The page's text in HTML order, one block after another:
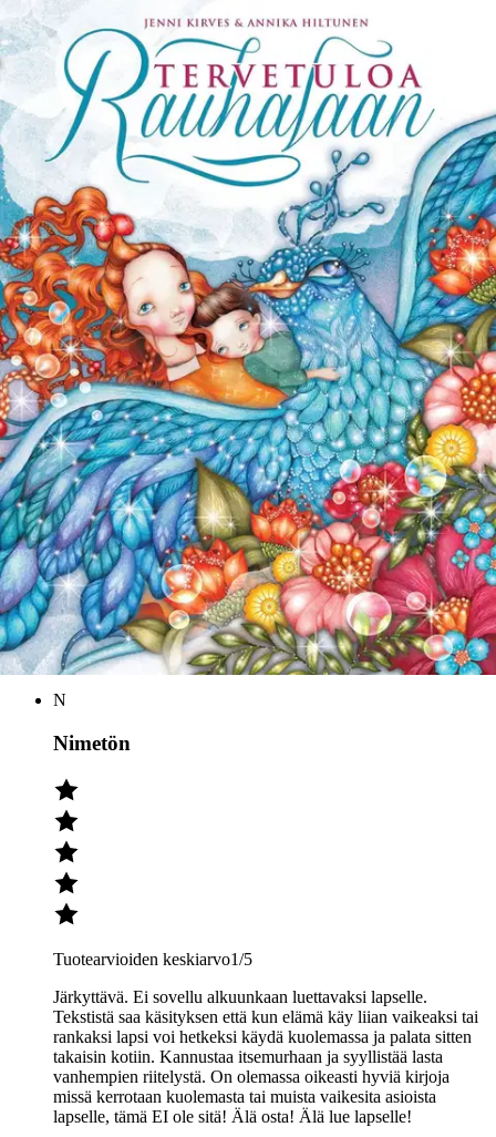
ja veden sini säteilevämpää. Kaikilla on hyvä olla.
jäädä sinne ikiajoiksi, mutta hänen on astuttava suuren
vesiputouksen läpi… Lumoavasti nelivärikuvitetussa sadussa on
klassikon ainesta. Sen kautta voi kertoa lapselle lempeästi
kuolemasta, sillä se on uskonnollisesta katsomuksesta riippumaton
kuvaus kuolemanjälkeisestä elämästä – täynnä iloa ja toivoa.
Näytä lisää tuotekuvausta
Ominaisuudet
Arviot
Tuotearvioiden keskiarvo1/5
(1)arvio
Julkaisemme tuotearvioita vain varmistetuista ostoksista. Niitä voivat
kirjoittaa asiakkaat, jotka ovat käyttäneet S-Etukorttia myymälässä
tai verkkokaupassa.
N
Nimetön
Tuotearvioiden keskiarvo1/5
Järkyttävä. Ei sovellu alkuunkaan luettavaksi lapselle.
Tekstistä saa käsityksen että kun elämä käy liian vaikeaksi tai
rankaksi lapsi voi hetkeksi käydä kuolemassa ja palata sitten
takaisin kotiin. Kannustaa itsemurhaan ja syyllistää lasta
vanhempien riitelystä. On olemassa oikeasti hyviä kirjoja
missä kerrotaan kuolemasta tai muista vaikesita asioista
lapselle, tämä EI ole sitä! Älä osta! Älä lue lapselle!